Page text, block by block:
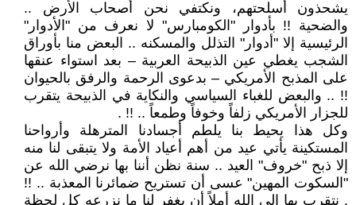
يشحذون أسلحتهم، ونكتفي نحن أصحاب الأرض ..
والضحية !! بأدوار "الكومبارس" لا نعرف من "الأدوار"
الرئيسية إلا "أدوار" التذلل والمسكنه .. البعض منا بأوراق
الشجب يغطي عين الذبيحة العربية – بعد استواء عنقها
على المذبح الأمريكي – بدعوى الرحمة والرفق بالحيوان
!! .. والبعض للغباء السياسي والنكاية في الذبيحة يتقرب
للجزار الأمريكي زلفاً وخوفاً وطمعاً .. !! .
وكل هذا يحيط بنا يلطم أجسادنا المترهلة وأرواحنا
المستكينة يأتي عيد من أهم أعياد الأمة ولا يتبقى لنا منه
إلا ذبح "خروف" العيد .. سنة نظن أننا بها نرضي الله عن
"السكوت المهين" عسى أن تستريح ضمائرنا المعذبة .. !!
. نتقرب بها إلى الله أملاً أن يغفر لنا ما نزرعه كل لحظة